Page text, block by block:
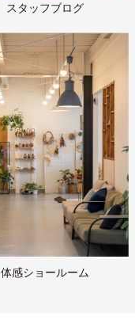
スタッフブログ
体感ショールーム